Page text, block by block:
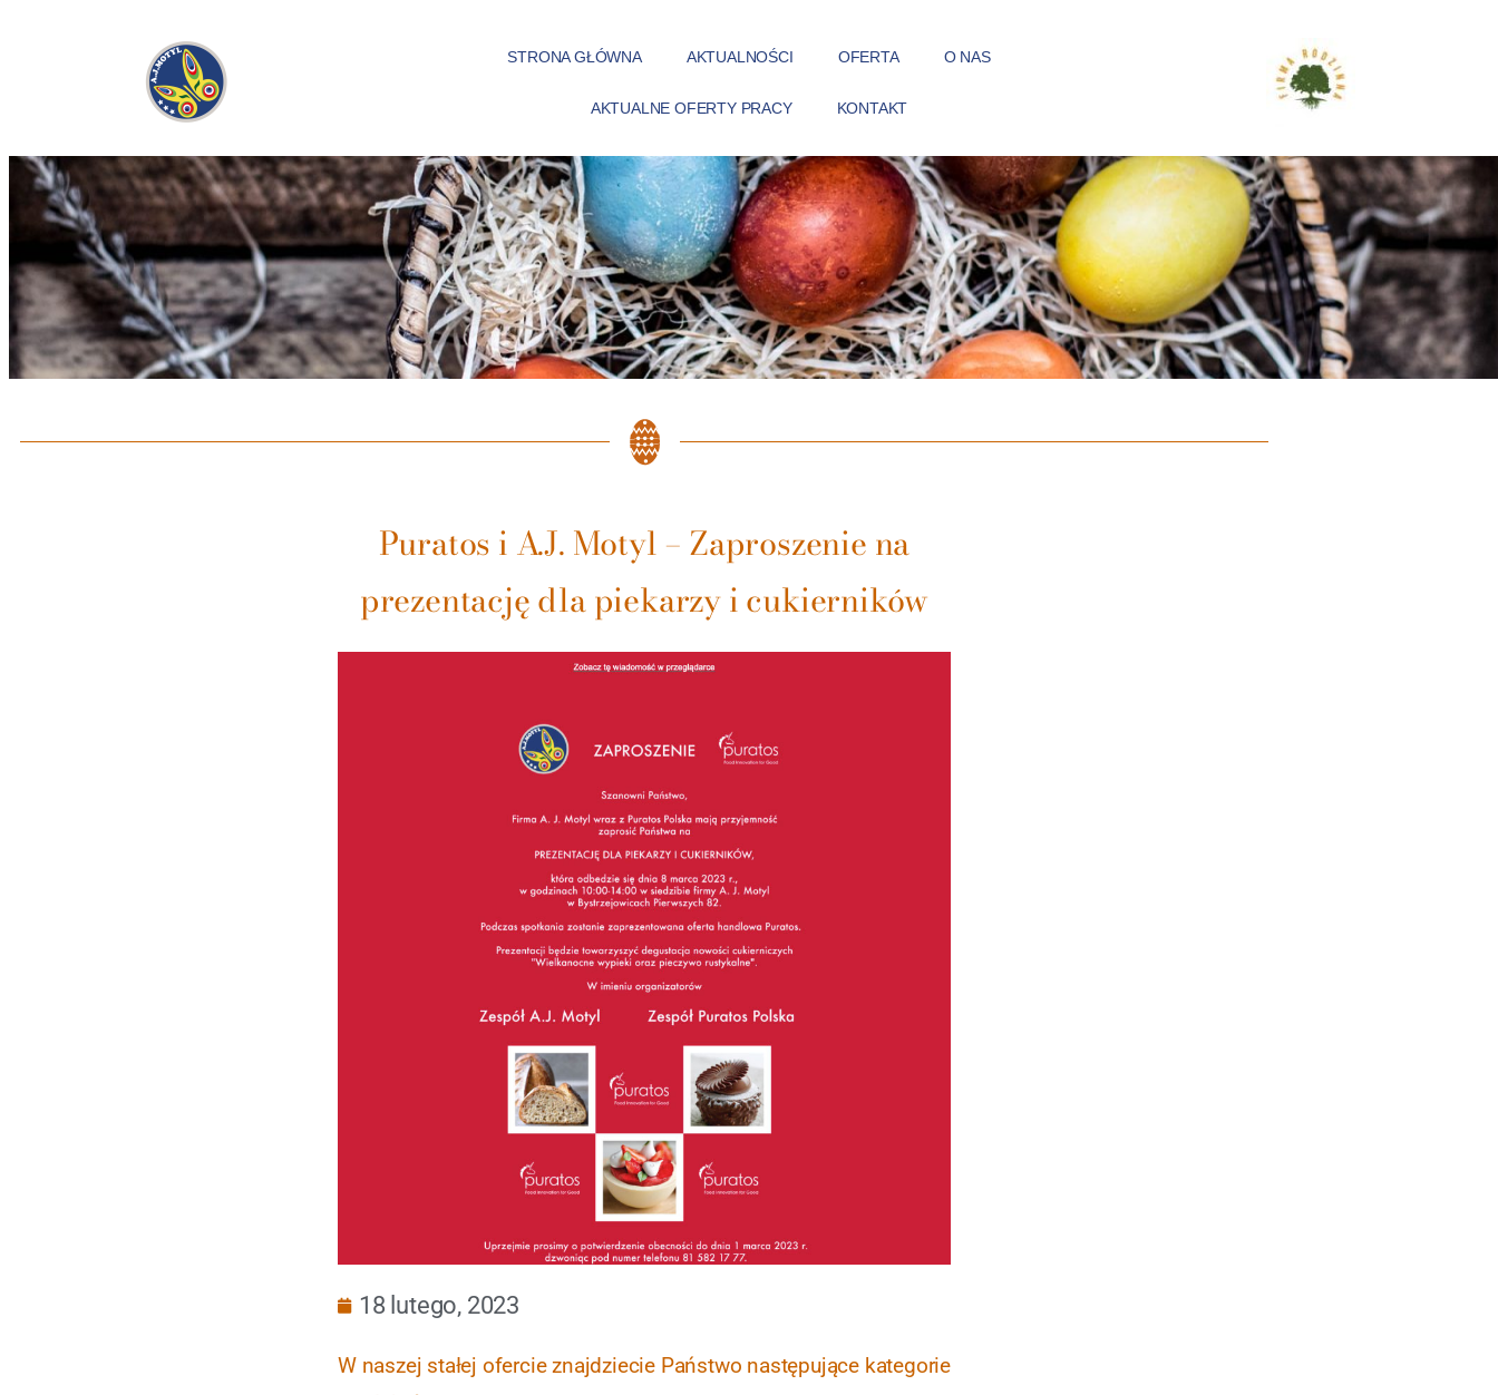
STRONA GŁÓWNA AKTUALNOŚCI OFERTA O NAS
AKTUALNE OFERTY PRACY KONTAKT
Puratos i A.J. Motyl – Zaproszenie na
prezentację dla piekarzy i cukierników
18 lutego, 2023
W naszej stałej ofercie znajdziecie Państwo następujące kategorie